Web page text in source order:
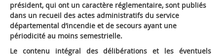
président, qui ont un caractère réglementaire, sont publiés
dans un recueil des actes administratifs du service
départemental d’incendie et de secours ayant une
périodicité au moins semestrielle.
Le contenu intégral des délibérations et les éventuels